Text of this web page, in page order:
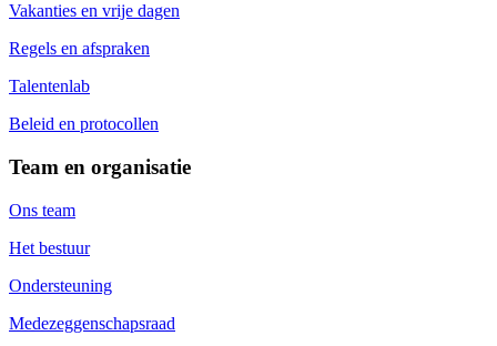
Vakanties en vrije dagen
Regels en afspraken
Talentenlab
Beleid en protocollen
Team en organisatie
Ons team
Het bestuur
Ondersteuning
Medezeggenschapsraad